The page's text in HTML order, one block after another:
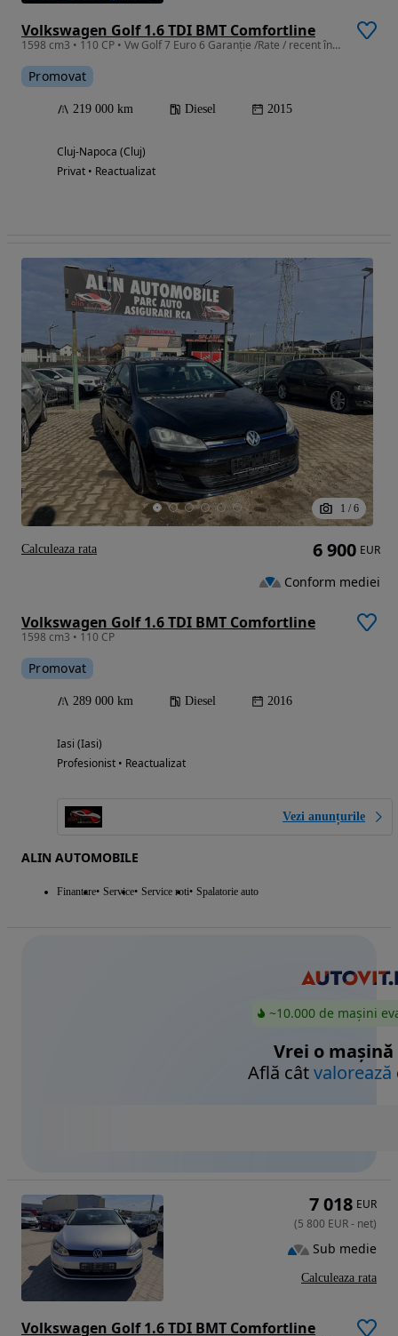
Volkswagen Golf 1.6 TDI BMT Comfortline
1598 cm3 • 110 CP • Vw Golf 7 Euro 6 Garanție /Rate / recent înmatriculat
Promovat
219 000 km Diesel 2015
Cluj-Napoca (Cluj)
Privat • Reactualizat
1 / 6
Volkswagen Golf 1.6 TDI BMT Comfortline
1598 cm3 • 110 CP
Promovat
289 000 km Diesel 2016
Iasi (Iasi)
Profesionist • Reactualizat
Vezi anunțurile
ALIN AUTOMOBILE
Finantare Service Service roti Spalatorie auto
6 900 EUR
Conform mediei
Calculeaza rata
~10.000 de mașini
Vrei o mașină
Află câtvalorează
Volkswagen Golf 1.6 TDI BMT Comfortline
7 018 EUR
(5 800 EUR- net)
Sub medie
Calculeaza rata